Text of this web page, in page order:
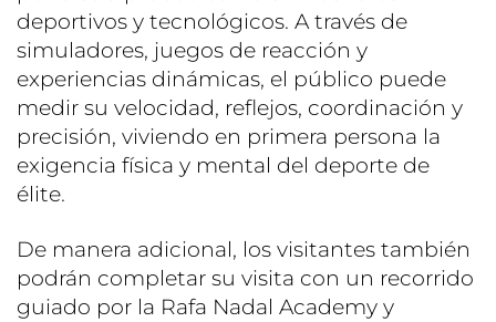
deportivos y tecnológicos. A través de
simuladores, juegos de reacción y
experiencias dinámicas, el público puede
medir su velocidad, reflejos, coordinación y
precisión, viviendo en primera persona la
exigencia física y mental del deporte de
élite.
De manera adicional, los visitantes también
podrán completar su visita con un recorrido
guiado por la Rafa Nadal Academy y